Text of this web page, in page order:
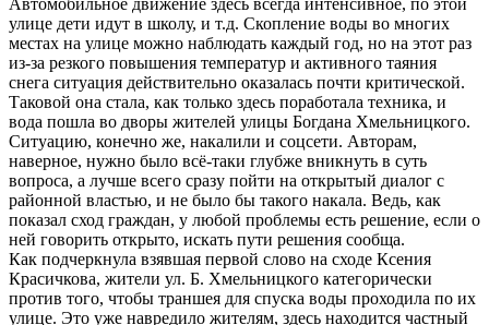
улице дети идут в школу, и т.д. Скопление воды во многих
местах на улице можно наблюдать каждый год, но на этот раз
из-за резкого повышения температур и активного таяния
снега ситуация действительно оказалась почти критической.
Таковой она стала, как только здесь поработала техника, и
вода пошла во дворы жителей улицы Богдана Хмельницкого.
Ситуацию, конечно же, накалили и соцсети. Авторам,
наверное, нужно было всё-таки глубже вникнуть в суть
вопроса, а лучше всего сразу пойти на открытый диалог с
районной властью, и не было бы такого накала. Ведь, как
показал сход граждан, у любой проблемы есть решение, если о
ней говорить открыто, искать пути решения сообща.
Как подчеркнула взявшая первой слово на сходе Ксения
Красичкова, жители ул. Б. Хмельницкого категорически
против того, чтобы траншея для спуска воды проходила по их
улице. Это уже навредило жителям, здесь находится частный